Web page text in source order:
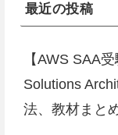
最近の投稿
【AWS SAA
Solutions
法、教材まと